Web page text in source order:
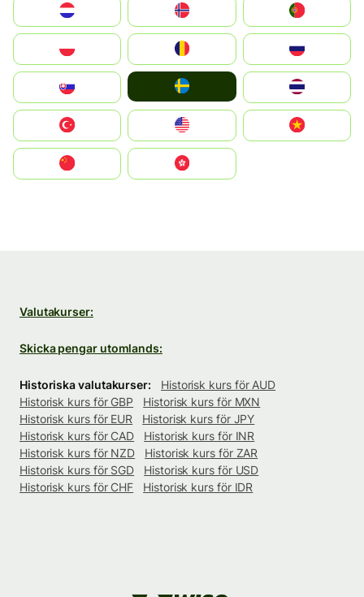
United States
中國香港特別行政區
Valutakurser:
Skicka pengar utomlands:
Historiska valutakurser:
Historisk kurs för AUD
Historisk kurs för GBP
Historisk kurs för MXN
Historisk kurs för EUR
Historisk kurs för JPY
Historisk kurs för CAD
Historisk kurs för INR
Historisk kurs för NZD
Historisk kurs för ZAR
Historisk kurs för SGD
Historisk kurs för USD
Historisk kurs för CHF
Historisk kurs för IDR